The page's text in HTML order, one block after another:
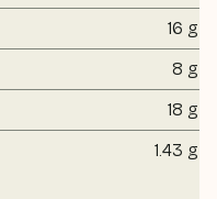
16 g
8 g
18 g
1.43 g